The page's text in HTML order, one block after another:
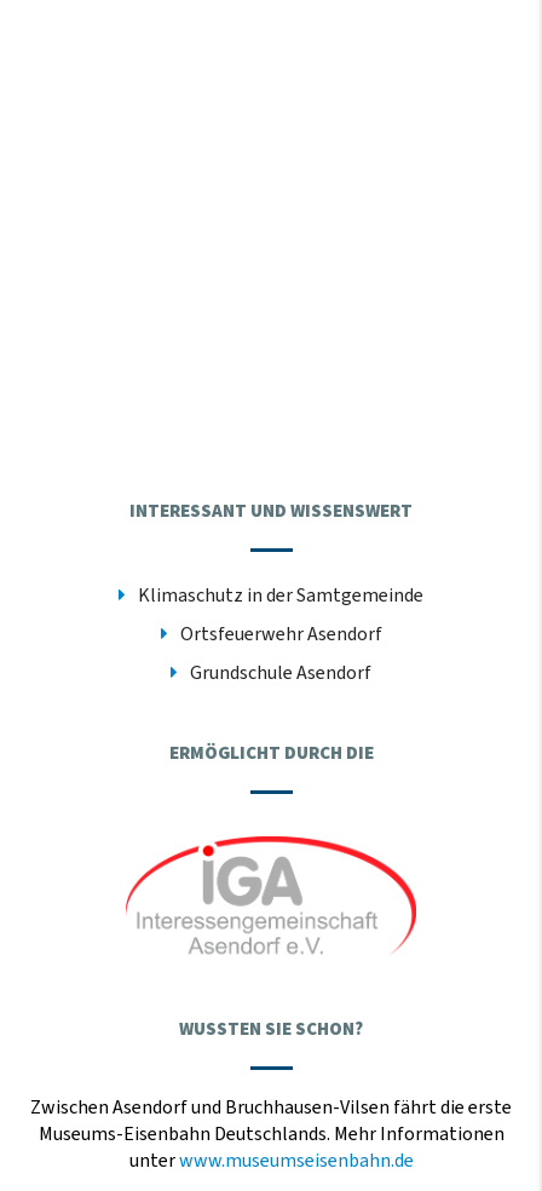
INTERESSANT UND WISSENSWERT
Klimaschutz in der Samtgemeinde
Ortsfeuerwehr Asendorf
Grundschule Asendorf
ERMÖGLICHT DURCH DIE
WUSSTEN SIE SCHON?
Zwischen Asendorf und Bruchhausen-Vilsen fährt die erste
Museums-Eisenbahn Deutschlands. Mehr Informationen
unterwww.museumseisenbahn.de